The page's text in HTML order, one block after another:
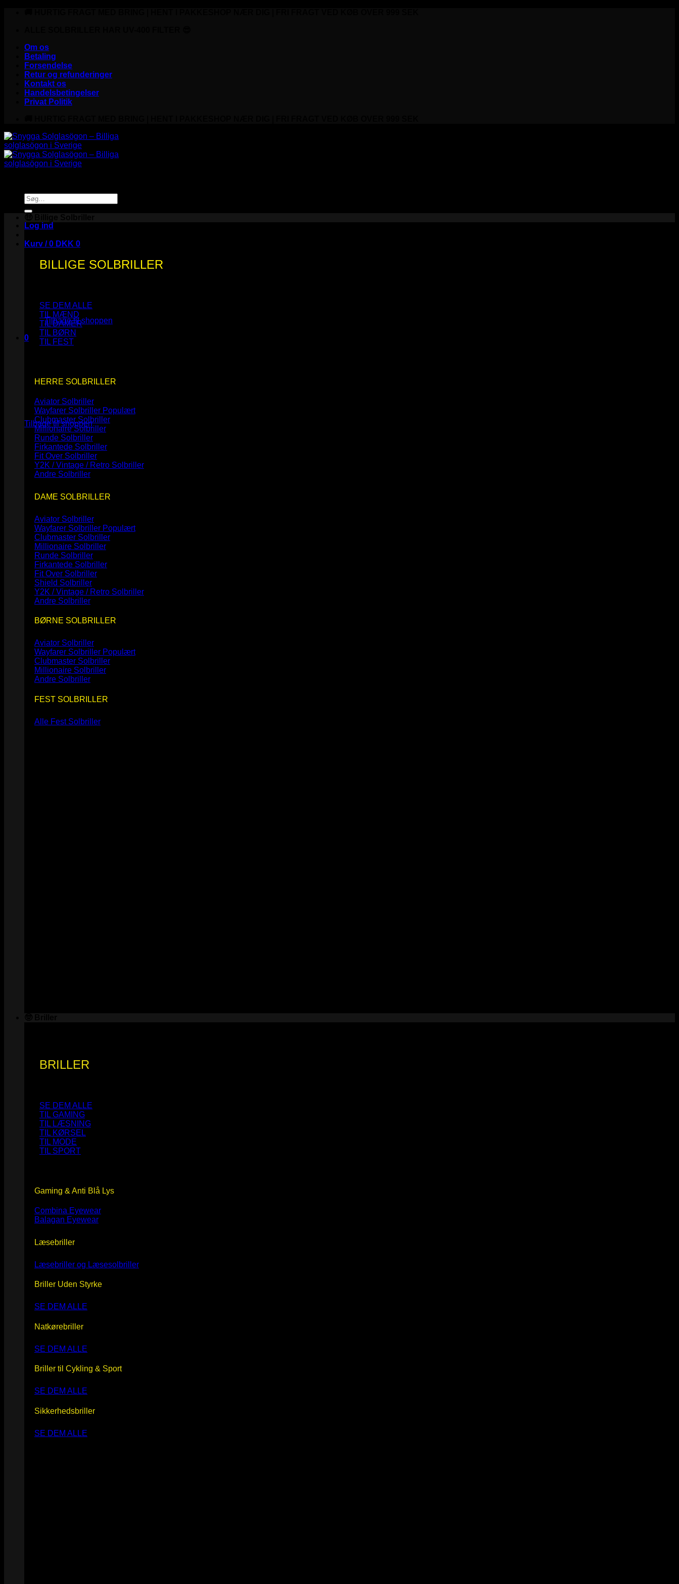
Om os
Betaling
Forsendelse
Retur og refunderinger
Kontakt os
Handelsbetingelser
Privat Politik
Søg
efter:
Log ind
Kurv /0 DKK 0
Ingen varer i kurven.
Tilbage til shoppen
0
Kurv
Ingen varer i kurven.
Tilbage til shoppen
BILLIGE SOLBRILLER
SE DEM ALLE
TIL MÆND
TIL DAMER
TIL BØRN
TIL FEST
HERRE SOLBRILLER
Aviator Solbriller
Wayfarer Solbriller
Clubmaster Solbriller
Millionaire Solbriller
Runde Solbriller
Firkantede Solbriller
Fit Over Solbriller
Y2K / Vintage / Retro Solbriller
Andre Solbriller
DAME SOLBRILLER
Aviator Solbriller
Wayfarer Solbriller
Clubmaster Solbriller
Millionaire Solbriller
Runde Solbriller
Firkantede Solbriller
Fit Over Solbriller
Shield Solbriller
Y2K / Vintage / Retro Solbriller
Andre Solbriller
BØRNE SOLBRILLER
Aviator Solbriller
Wayfarer Solbriller
Clubmaster Solbriller
Millionaire Solbriller
Andre Solbriller
FEST SOLBRILLER
Alle Fest Solbriller
BRILLER
SE DEM ALLE
TIL GAMING
TIL LÆSNING
TIL KØRSEL
TIL MODE
TIL SPORT
Gaming & Anti Blå Lys
Combina Eyewear
Balagan Eyewear
Læsebriller
Læsebriller og Læsesolbriller
Briller Uden Styrke
SE DEM ALLE
Natkørebriller
SE DEM ALLE
Briller til Cykling & Sport
SE DEM ALLE
Sikkerhedsbriller
SE DEM ALLE